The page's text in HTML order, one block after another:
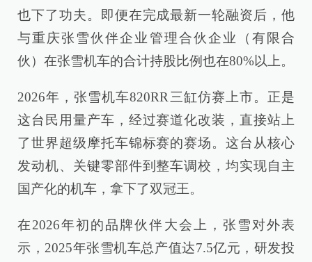
也下了功夫。即便在完成最新一轮融资后，他
与重庆张雪伙伴企业管理合伙企业（有限合
伙）在张雪机车的合计持股比例也在80%以上。
2026年，张雪机车820RR三缸仿赛上市。正是
这台民用量产车，经过赛道化改装，直接站上
了世界超级摩托车锦标赛的赛场。这台从核心
发动机、关键零部件到整车调校，均实现自主
国产化的机车，拿下了双冠王。
在2026年初的品牌伙伴大会上，张雪对外表
示，2025年张雪机车总产值达7.5亿元，研发投